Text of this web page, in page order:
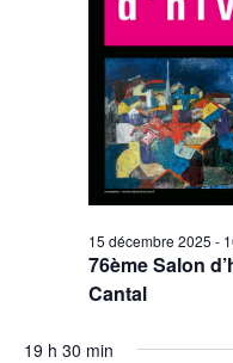
76ème Salon
Cantal
15 décembre 2025 -
19 h 30 min